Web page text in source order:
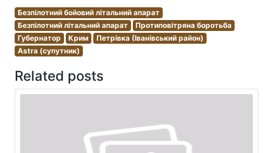
Безпілотний бойовий літальний апарат
Безпілотний літальний апарат
Протиповітряна боротьба
Губернатор
Крим
Петрівка (Іванівський район)
Astra (супутник)
Related posts